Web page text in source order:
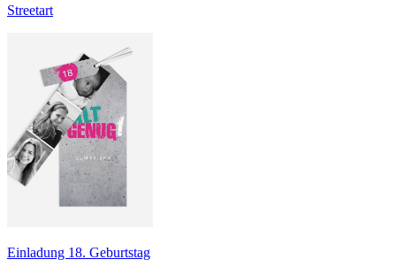
Streetart
Einladung 18. Geburtstag